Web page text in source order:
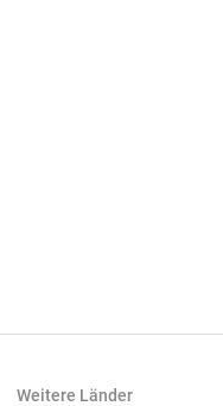
Weitere Länder